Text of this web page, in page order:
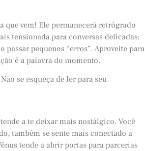
que vem! Ele permanecerá retrógrado
tensionada para conversas delicadas;
pequenos “erros”. Aproveite para
é a palavra do momento.
se esqueça de ler para seu
a te deixar mais nostálgico. Você
também se sente mais conectado a
tende a abrir portas para parcerias